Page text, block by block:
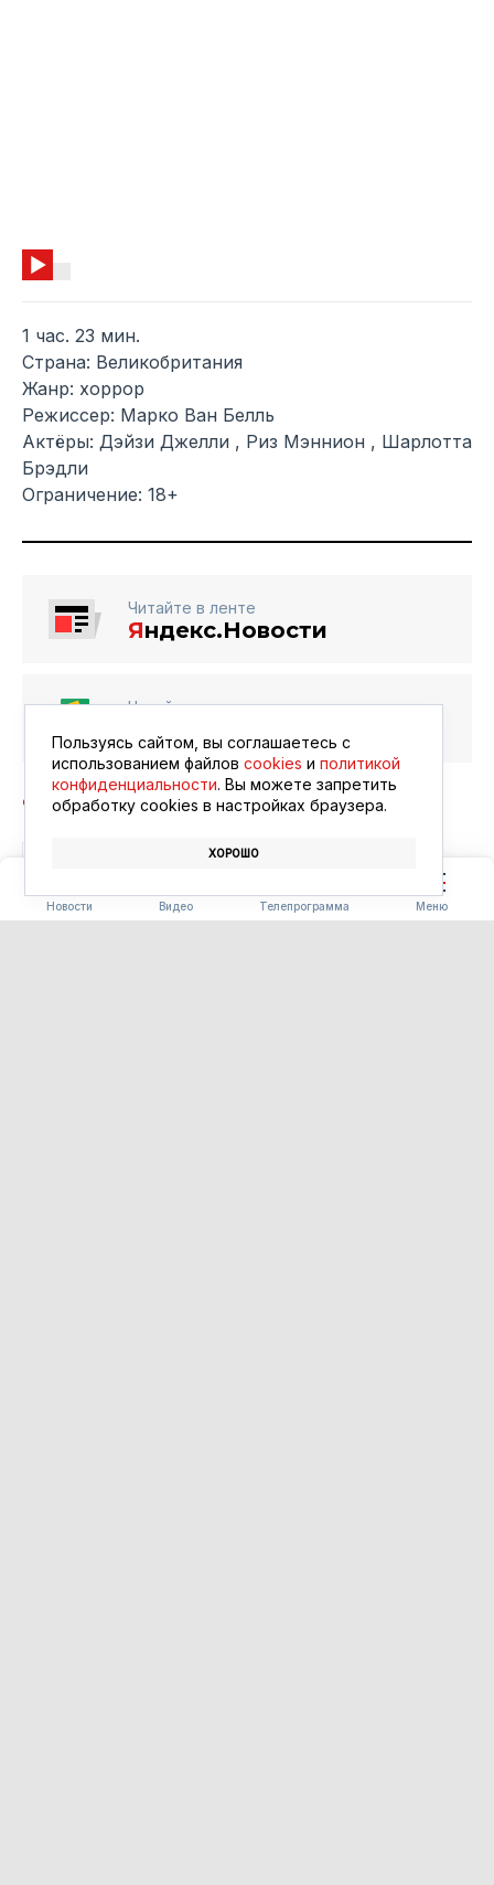
Новости Видео Телепрограмма Меню
1 час. 23 мин.
Страна: Великобритания
Жанр: хоррор
Режиссер: Марко Ван Белль
Актёры: Дэйзи Джелли , Риз Мэннион , Шарлотта
Брэдли
Ограничение: 18+
Читайте в ленте
Яндекс.Новости
Читайте в ленте
АФИША
Пользуясь сайтом, вы соглашаетесь с
использованием файлов cookies и политикой
конфиденциальности. Вы можете запретить
обработку сookies в настройках браузера.
ХОРОШО